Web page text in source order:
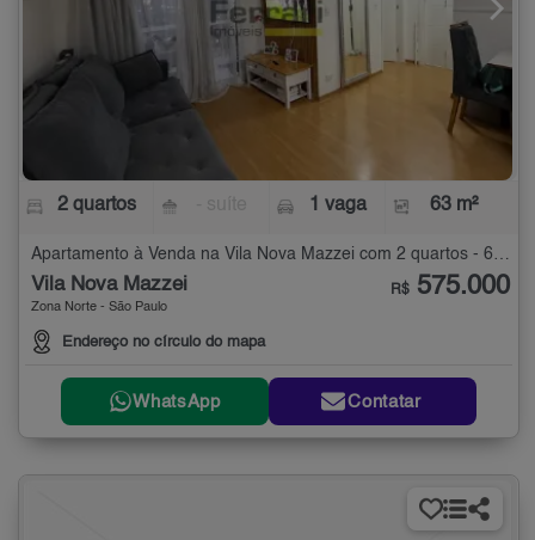
2 quartos 1 vaga 63 m²
Apartamento à Venda na Vila Nova Mazzei com 2 quartos - 63 m²
Vila Nova Mazzei
Zona Norte - São Paulo
Endereço no círculo do mapa
R$ 575.000
WhatsApp Contatar